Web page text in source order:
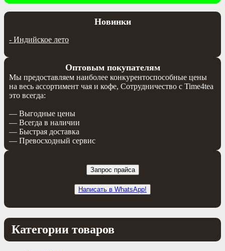
Новинки
- Индийское лето
Оптовым покупателям
Мы предоставляем наиболее конкурентоспособные цены
на весь ассортимент чая и кофе, Сотрудничество с Time4tea
это всегда:
— Выгодные цены
— Всегда в наличии
— Быстрая доставка
— Превосходный сервис
Запрос прайса
Написать в WhatsApp!
Категории товаров